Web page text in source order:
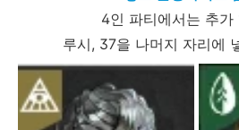
4인 파티에서는 추가
루시, 37을 나머지 자리에